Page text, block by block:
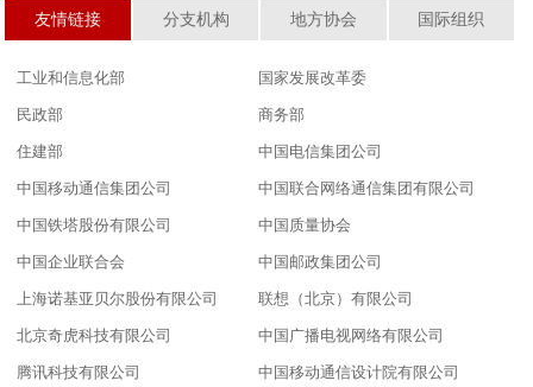
友情链接 分支机构 地方协会 国际组织
工业和信息化部
国家发展改革委
民政部
商务部
住建部
中国电信集团公司
中国移动通信集团公司
中国联合网络通信集团有限公司
中国铁塔股份有限公司
中国质量协会
中国企业联合会
中国邮政集团公司
上海诺基亚贝尔股份有限公司
联想（北京）有限公司
北京奇虎科技有限公司
中国广播电视网络有限公司
腾讯科技有限公司
中国移动通信设计院有限公司